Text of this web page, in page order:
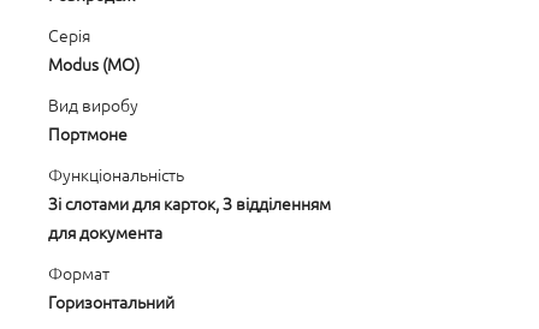
Серія
Modus (MO)
Вид виробу
Портмоне
Функціональність
Зі слотами для карток, З відділенням
для документа
Формат
Горизонтальний